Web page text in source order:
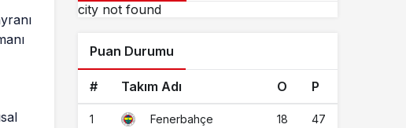
city not found
Puan Durumu
# Takım Adı O P
1 Fenerbahçe 18 47